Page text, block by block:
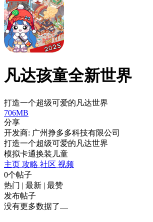
凡达孩童全新世界
打造一个超级可爱的凡达世界
706MB
分享
开发商: 广州挣多多科技有限公司
打造一个超级可爱的凡达世界
模拟卡通换装 儿童
主页 攻略 社区 视频
0个帖子
热门 | 最新 | 最赞
发布帖子
没有更多数据了....